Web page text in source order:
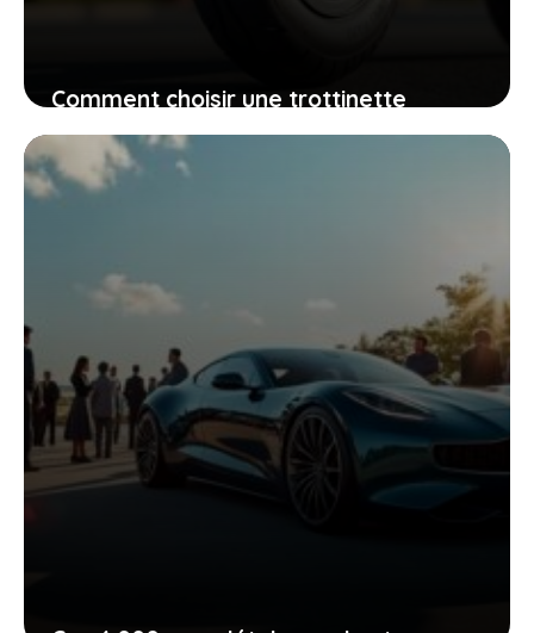
Comment choisir une trottinette
atoocycles qui allie confort, praticité
et plaisir au quotidien